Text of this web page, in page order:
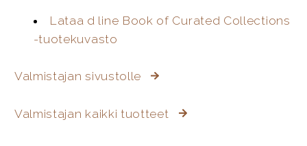
Lataa d line Book of Curated Collections
-tuotekuvasto
Valmistajan sivustolle
Valmistajan kaikki tuotteet